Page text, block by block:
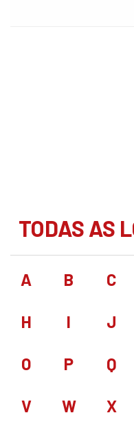
TODAS AS
A B C
H I J
O P Q
V W X